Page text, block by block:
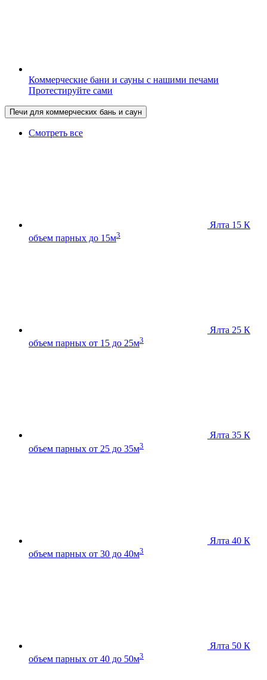
Коммерческие бани и сауны с нашими печами
Протестируйте сами
Печи для коммерческих бань и саун
Смотреть все
Ялта 15 К
объем парных до 15м3
Ялта 25 К
объем парных от 15 до 25м3
Ялта 35 К
объем парных от 25 до 35м3
Ялта 40 К
объем парных от 30 до 40м3
Ялта 50 К
объем парных от 40 до 50м3